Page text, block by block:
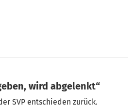
wird abgelenkt“
SVP entschieden zurück.